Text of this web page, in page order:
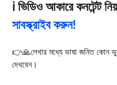
ℹ️ ভিডিও আকারে কনটেন্ট
সাবস্ক্রাইব করুন!
👉🙏লেখার মধ্যে ভাষা জনিত কোন
দেখবেন।